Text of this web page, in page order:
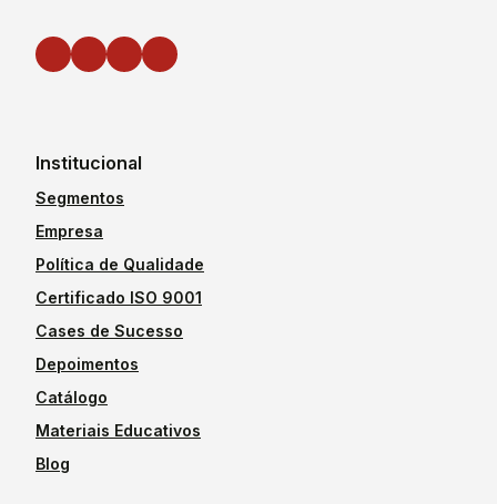
Institucional
Segmentos
Empresa
Política de Qualidade
Certificado ISO 9001
Cases de Sucesso
Depoimentos
Catálogo
Materiais Educativos
Blog